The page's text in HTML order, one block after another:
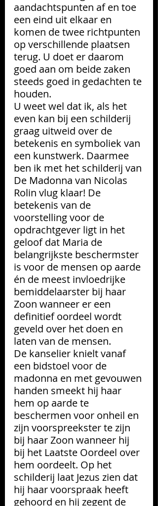
aandachtspunten af en toe
een eind uit elkaar en
komen de twee richtpunten
op verschillende plaatsen
terug. U doet er daarom
goed aan om beide zaken
steeds goed in gedachten te
houden.
U weet wel dat ik, als het
even kan bij een schilderij
graag uitweid over de
betekenis en symboliek van
een kunstwerk. Daarmee
ben ik met het schilderij van
De Madonna van Nicolas
Rolin vlug klaar! De
betekenis van de
voorstelling voor de
opdrachtgever ligt in het
geloof dat Maria de
belangrijkste beschermster
is voor de mensen op aarde
én de meest invloedrijke
bemiddelaarster bij haar
Zoon wanneer er een
definitief oordeel wordt
geveld over het doen en
laten van de mensen.
De kanselier knielt vanaf
een bidstoel voor de
madonna en met gevouwen
handen smeekt hij haar
hem op aarde te
beschermen voor onheil en
zijn voorspreekster te zijn
bij haar Zoon wanneer hij
bij het Laatste Oordeel over
hem oordeelt. Op het
schilderij laat Jezus zien dat
hij haar voorspraak heeft
gehoord en hij zegent de